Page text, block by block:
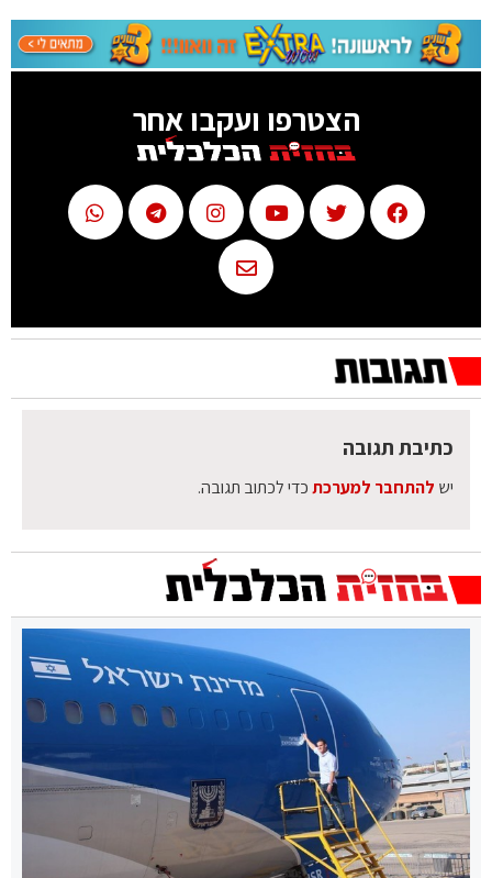
הצטרפו ועקבו אחר
כתיבת תגובה
יש להתחבר למערכתכדי לכתוב תגובה.